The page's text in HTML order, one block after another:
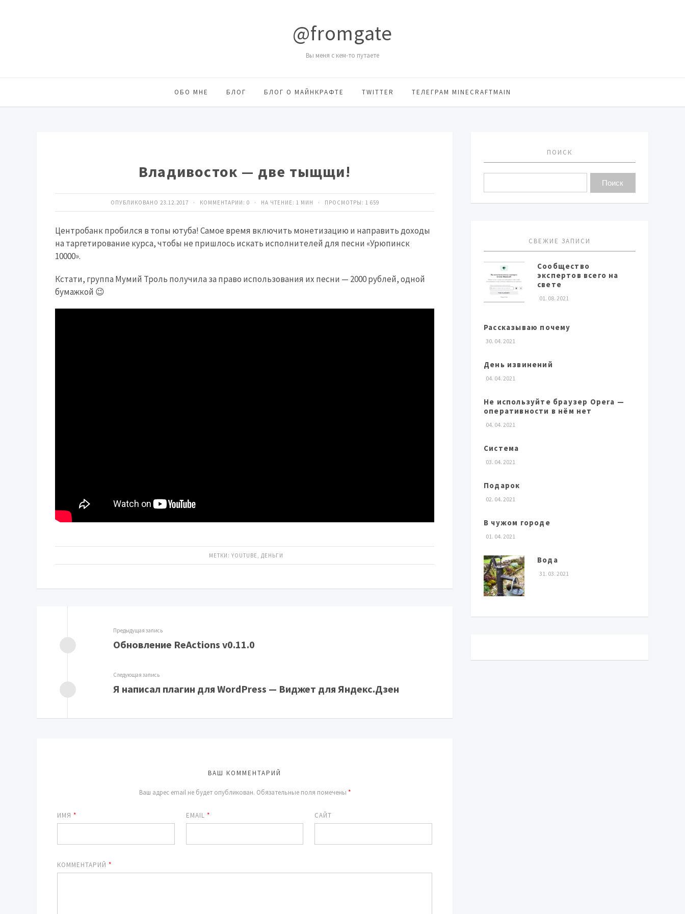
@fromgate
Вы меня с кем-то путаете
ОБО МНЕ БЛОГ БЛОГ О МАЙНКРАФТЕ TWITTER ТЕЛЕГРАМ MINECRAFTMAIN
Владивосток — две тыщщи!
ОПУБЛИКОВАНО 23.12.2017 · КОММЕНТАРИИ: 0 · НА ЧТЕНИЕ: 1 МИН · ПРОСМОТРЫ: 1 659
Центробанк пробился в топы ютуба! Самое время включить монетизацию и направить доходы
на таргетирование курса, чтобы не пришлось искать исполнителей для песни «Урюпинск
10000».
Кстати, группа Мумий Троль получила за право использования их песни — 2000 рублей, одной
бумажкой 😉
МЕТКИ: YOUTUBE, ДЕНЬГИ
Предыдущая запись
Обновление ReActions v0.11.0
Следующая запись
Я написал плагин для WordPress — Виджет для Яндекс.Дзен
ВАШ КОММЕНТАРИЙ
Ваш адрес email не будет опубликован. Обязательные поля помечены *
ИМЯ * EMAIL * САЙТ
КОММЕНТАРИЙ *
ПОИСК
СВЕЖИЕ ЗАПИСИ
Сообщество
экспертов всего на
свете
01. 08. 2021
Рассказываю почему
30. 04. 2021
День извинений
04. 04. 2021
Не используйте браузер Opera —
оперативности в нём нет
04. 04. 2021
Система
03. 04. 2021
Подарок
02. 04. 2021
В чужом городе
01. 04. 2021
Вода
31. 03. 2021